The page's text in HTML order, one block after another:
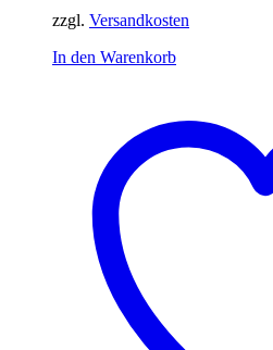
zzgl. Versandkosten
In den Warenkorb